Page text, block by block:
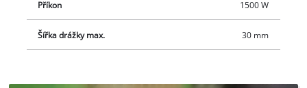
čtyřmi diamantovými řeznými kotouči, takže můžete začít svůj
projekt hned. Baterie a nabíječka jsou k dispozici samostatně.
Ty jsou k dispozici samostatně.
Příkon 1500 W
Šířka drážky max. 30 mm